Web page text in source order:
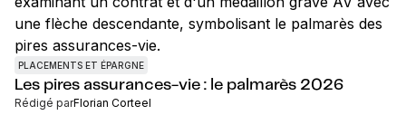
PLACEMENTS ET ÉPARGNE
Les pires assurances-vie : le palmarès 2026
Rédigé parFlorian Corteel